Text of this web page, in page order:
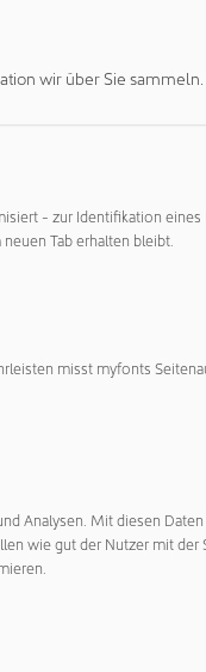
und ein
Neubau mit
erfüllt alle
Bauen. Nach
sein, die
& Logistik
Strom aus der
eingespeist.
Wegen. Zirka
einer Grundfläche
eine Näherei sowie
Mitarbeiterinnen
an
im
Einrichtungen,
der Kontamination
wir über Sie sammeln.
- zur Identifikation eines
Tab erhalten bleibt.
misst myfonts
Analysen. Mit diesen
wie gut der Nutzer mit der